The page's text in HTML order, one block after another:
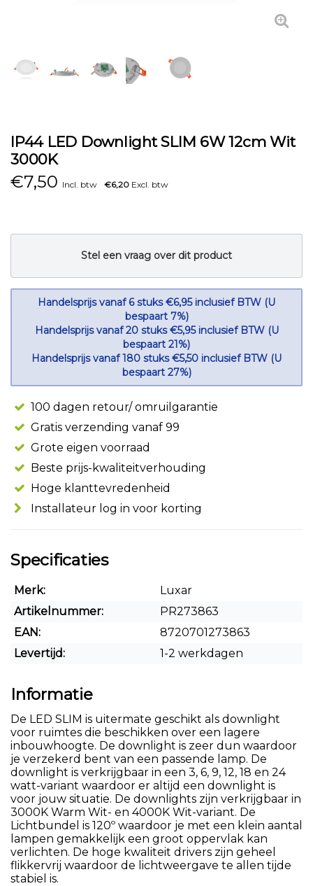
IP44 LED Downlight SLIM 6W 12cm Wit
3000K
€7,50 Incl. btw €6,20 Excl. btw
Stel een vraag over dit product
Handelsprijs vanaf 6 stuks €6,95 inclusief BTW (U
bespaart 7%)
Handelsprijs vanaf 20 stuks €5,95 inclusief BTW (U
bespaart 21%)
Handelsprijs vanaf 180 stuks €5,50 inclusief BTW (U
bespaart 27%)
100 dagen retour/ omruilgarantie
Gratis verzending vanaf 99
Grote eigen voorraad
Beste prijs-kwaliteitverhouding
Hoge klanttevredenheid
Installateur log in voor korting
Specificaties
Merk:
Luxar
Artikelnummer:
PR273863
EAN:
8720701273863
Levertijd:
1-2 werkdagen
Informatie
De LED SLIM is uitermate geschikt als downlight
voor ruimtes die beschikken over een lagere
inbouwhoogte. De downlight is zeer dun waardoor
je verzekerd bent van een passende lamp. De
downlight is verkrijgbaar in een 3, 6, 9, 12, 18 en 24
watt-variant waardoor er altijd een downlight is
voor jouw situatie. De downlights zijn verkrijgbaar in
3000K Warm Wit- en 4000K Wit-variant. De
Lichtbundel is 120º waardoor je met een klein aantal
lampen gemakkelijk een groot oppervlak kan
verlichten. De hoge kwaliteit drivers zijn geheel
flikkervrij waardoor de lichtweergave te allen tijde
stabiel is.